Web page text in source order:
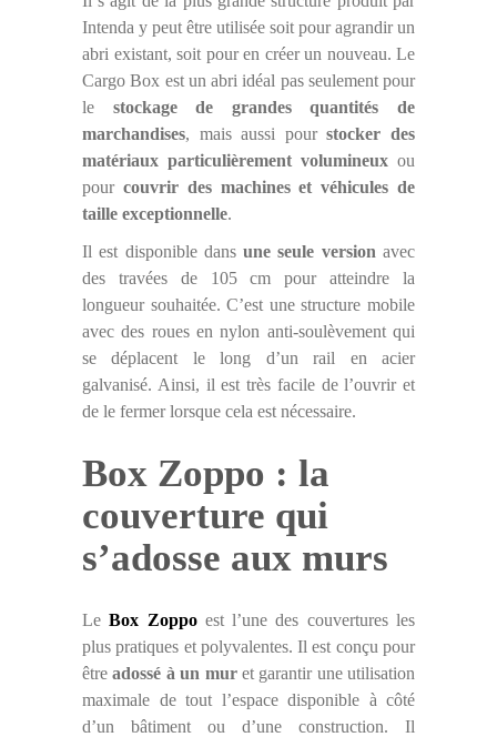
Intenda y peut être utilisée soit pour agrandir un
abri existant, soit pour en créer un nouveau. Le
Cargo Box est un abri idéal pas seulement pour
le stockage de grandes quantités de
marchandises, mais aussi pourstocker des
matériaux particulièrement volumineux ou
pour couvrir des machines et véhicules de
taille exceptionnelle.
Il est disponible dansune seule version avec
des travées de 105 cm pour atteindre la
longueur souhaitée. C’est une structure mobile
avec des roues en nylon anti-soulèvement qui
se déplacent le long d’un rail en acier
galvanisé. Ainsi, il est très facile de l’ouvrir et
de le fermer lorsque cela est nécessaire.
Box Zoppo : la
couverture qui
s’adosse aux murs
LeBox Zoppoest l’une des couvertures les
plus pratiques et polyvalentes. Il est conçu pour
êtreadossé à un muret garantir une utilisation
maximale de tout l’espace disponible à côté
d’un bâtiment ou d’une construction. Il